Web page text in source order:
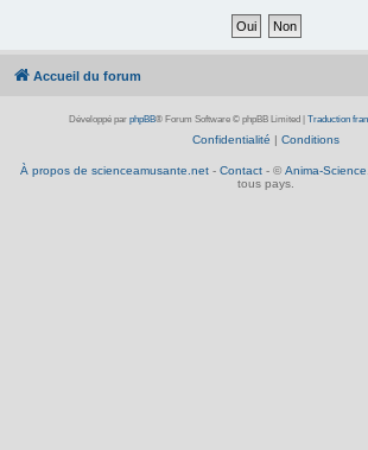
Accueil du forum
Développé par phpBB® Forum Software © phpBB Limited Traduction
Confidentialité | Conditions
À propos de scienceamusante.net - Contact - © Anima-Science
tous pays.